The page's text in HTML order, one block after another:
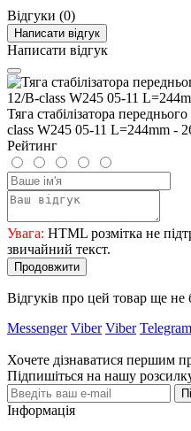
Відгуки (0)
Написати відгук
Написати відгук
Тяга стабілізатора
class W245 05-11 L=244mm -
Рейтинг
Увага: HTML розмітка не
звичайний текст.
Продовжити
Відгуків про цей товар ще не
Messenger Viber Viber Telegram
Хочете дізнаватися першим
Підпишіться на нашу
Інформація